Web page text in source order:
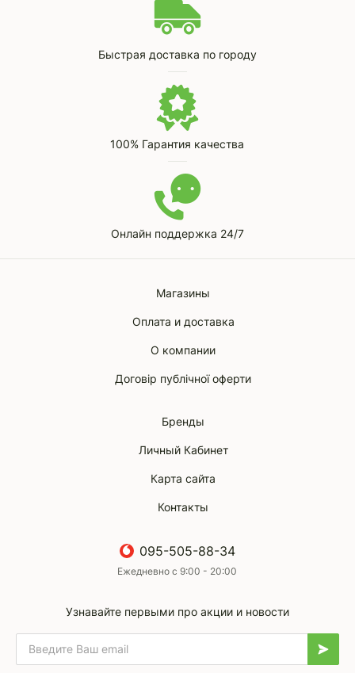
Быстрая доставка по городу
100% Гарантия качества
Онлайн поддержка 24/7
Магазины
Оплата и доставка
О компании
Договір публічної оферти
Бренды
Личный Кабинет
Карта сайта
Контакты
095-505-88-34
Ежедневно с 9:00 - 20:00
Узнавайте первыми про акции и новости